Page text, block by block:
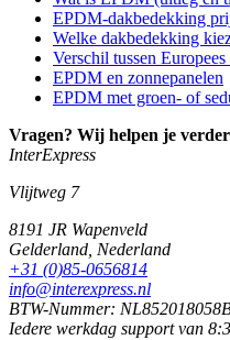
EPDM-dakbedekking
Welke dakbedekking
Verschil tussen
EPDM en zonnepanelen
EPDM met groen- of
Vragen? Wij helpen je verder
InterExpress
Vlijtweg 7
8191 JR Wapenveld
Gelderland, Nederland
+31 (0)85-0656814
info@interexpress.nl
BTW-Nummer:
Iedere werkdag support van